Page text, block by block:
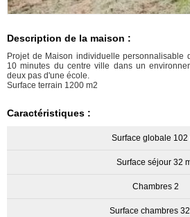
Description de la maison :
Projet de Maison individuelle
10 minutes du centre ville dans un
deux pas d'une école.
Surface terrain 1200 m2
Caractéristiques :
Surface globale 102
Surface séjour 32
Chambres 2
Surface chambres 32